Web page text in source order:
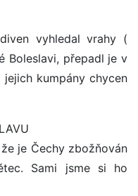
vyhledal vrahy (
Boleslavi, přepadl je v
kumpány chycen
je Čechy zbožňován
Sami jsme si ho